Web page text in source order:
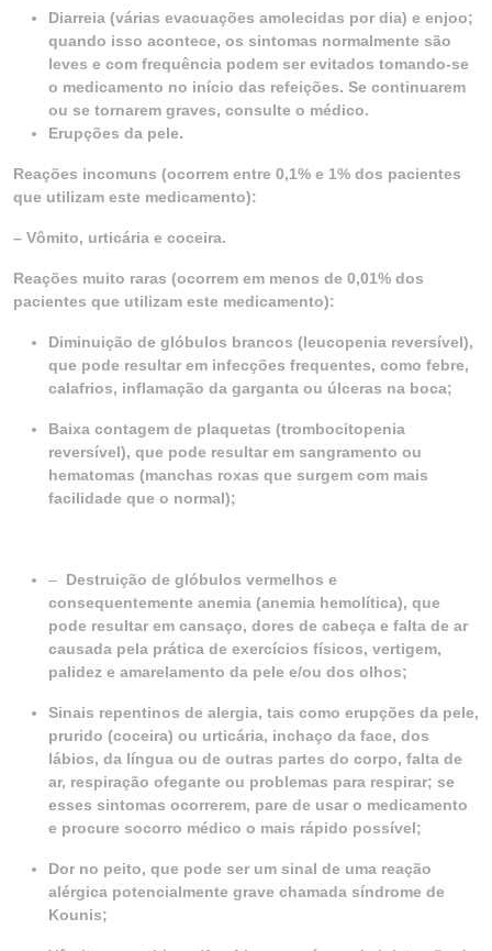
Diarreia (várias evacuações amolecidas por dia) e enjoo;
quando isso acontece, os sintomas normalmente são
leves e com frequência podem ser evitados tomando-se
o medicamento no início das refeições. Se continuarem
ou se tornarem graves, consulte o médico.
Erupções da pele.
Reações incomuns (ocorrem entre 0,1% e 1% dos pacientes
que utilizam este medicamento):
– Vômito, urticária e coceira.
Reações muito raras (ocorrem em menos de 0,01% dos
pacientes que utilizam este medicamento):
Diminuição de glóbulos brancos (leucopenia reversível),
que pode resultar em infecções frequentes, como febre,
calafrios, inflamação da garganta ou úlceras na boca;
Baixa contagem de plaquetas (trombocitopenia
reversível), que pode resultar em sangramento ou
hematomas (manchas roxas que surgem com mais
facilidade que o normal);
– Destruição de glóbulos vermelhos e
consequentemente anemia (anemia hemolítica), que
pode resultar em cansaço, dores de cabeça e falta de ar
causada pela prática de exercícios físicos, vertigem,
palidez e amarelamento da pele e/ou dos olhos;
Sinais repentinos de alergia, tais como erupções da pele,
prurido (coceira) ou urticária, inchaço da face, dos
lábios, da língua ou de outras partes do corpo, falta de
ar, respiração ofegante ou problemas para respirar; se
esses sintomas ocorrerem, pare de usar o medicamento
e procure socorro médico o mais rápido possível;
Dor no peito, que pode ser um sinal de uma reação
alérgica potencialmente grave chamada síndrome de
Kounis;